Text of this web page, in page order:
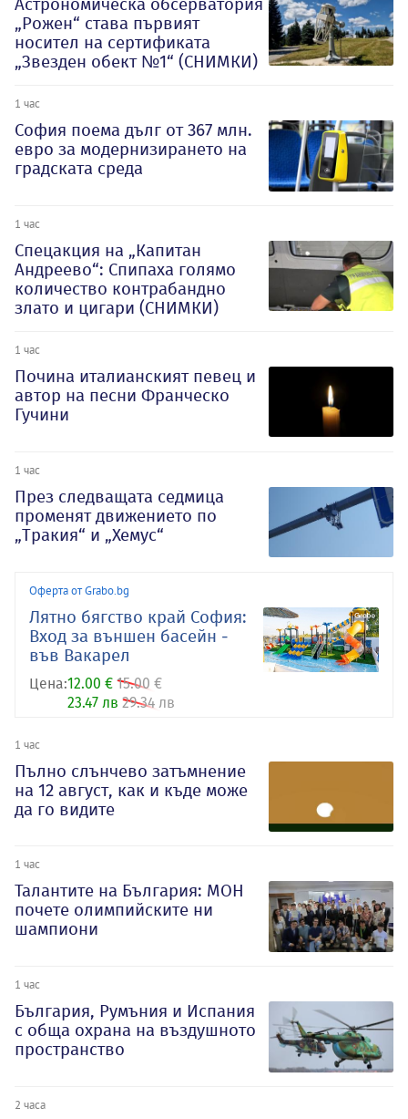
Астрономическа обсерватория
„Рожен“ става първият
носител на сертификата
„Звезден обект №1“ (СНИМКИ)
1 час
София поема дълг от 367 млн.
евро за модернизирането на
градската среда
1 час
Спецакция на „Капитан
Андреево“: Спипаха голямо
количество контрабандно
злато и цигари (СНИМКИ)
1 час
Почина италианският певец и
автор на песни Франческо
Гучини
1 час
През следващата седмица
променят движението по
„Тракия“ и „Хемус“
Оферта от Grabo.bg
Лятно бягство край София:
Вход за външен басейн -
във Вакарел
Цена:12.00 € 15.00 €
23.47 лв 29.34 лв
1 час
Пълно слънчево затъмнение
на 12 август, как и къде може
да го видите
1 час
Талантите на България: МОН
почете олимпийските ни
шампиони
1 час
България, Румъния и Испания
с обща охрана на въздушното
пространство
2 часа